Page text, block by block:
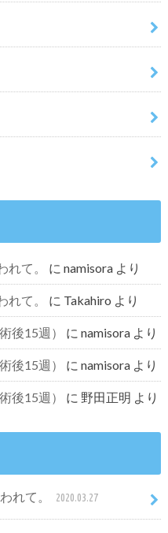
て。 に namisoraより
て。 に Takahiro より
後15週） に namisoraより
後15週） に namisoraより
後15週） に 野田正明 より
れて。 2020.03.27